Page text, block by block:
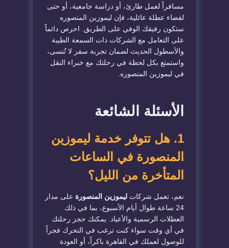
مسافراً لعمل طارئ، أو دراسة جامعية، أو حتى
لقضاء عطلة عائلية، فإن ليموزين المنصوره
ستكون رفيقك الوفي على الطريق. احرص دائماً
على التعامل مع الشركات ذات السمعة الطيبة
والأسطول الحديث لضمان تجربة سفر لا تُنسى،
واستمتع بكل لحظة في رحلتك مع خبراء النقل
في ليموزين المنصوره.
​الأسئلة الشائعة
​1. هل تتوفر خدمة ليموزين
المنصورة في الساعات
المتأخرة من الليل؟
​نعم، تعمل شركات ليموزين المنصورة على مدار
24 ساعة طوال أيام الأسبوع، بما في ذلك
العطلات الرسمية والأعياد. يمكنك حجز رحلتك
في أي وقت سواء كنت ترغب في التحرك فجراً
للوصول لعملك في القاهرة باكراً، أو العودة